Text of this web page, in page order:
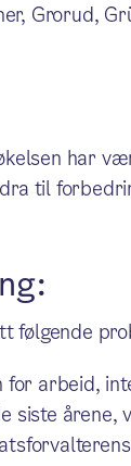
Grorud,
har
til
følgende
for arbeid,
siste årene,